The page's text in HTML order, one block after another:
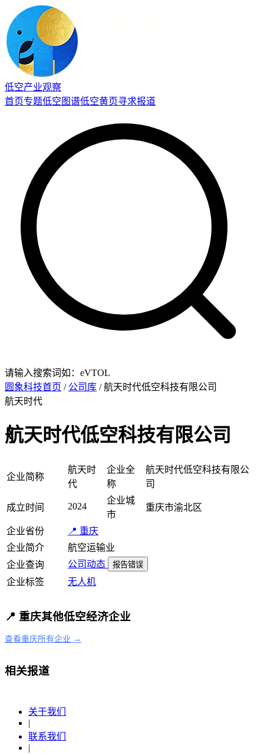
低空产业观察
首页专题低空图谱低空黄页寻求报道
请输入搜索词如：eVTOL
圆象科技首页 / 公司库 / 航天时代低空科技有限公司
航天时代
航天时代低空科技有限公司
企业简称
航天时
代
企业全
称
航天时代低空科技有限公
司
成立时间 2024
企业城
市
重庆市渝北区
企业省份
📍 重庆
企业简介
航空运输业
企业查询
公司动态 报告错误
企业标签 无人机
📍 重庆其他低空经济企业
查看重庆所有企业 →
相关报道
关于我们
|
联系我们
|